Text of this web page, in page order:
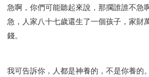
急啊，你們可能聽起來說，那擱誰誰不急
急，人家八十七歲還生了一個孩子，家財
錢。
我可告訴你，人都是神養的，不是你養的